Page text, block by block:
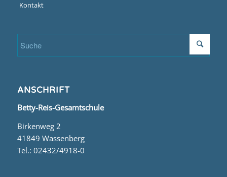
Kontakt
ANSCHRIFT
Betty-Reis-Gesamtschule
Birkenweg 2
41849 Wassenberg
Tel.: 02432/4918-0